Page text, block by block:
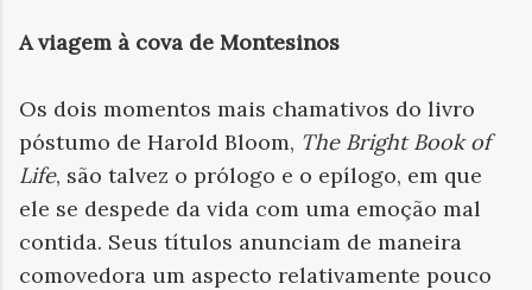
A viagem à cova de Montesinos
Os dois momentos mais chamativos do livro
póstumo de Harold Bloom, The Bright Book of
Life, são talvez o prólogo e o epílogo, em que
ele se despede da vida com uma emoção mal
contida. Seus títulos anunciam de maneira
comovedora um aspecto relativamente pouco